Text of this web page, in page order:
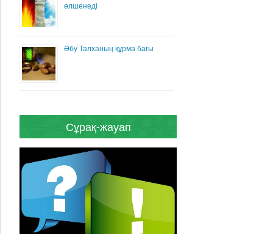
өлшенеді
Әбу Талханың құрма бағы
Сұрақ-жауап